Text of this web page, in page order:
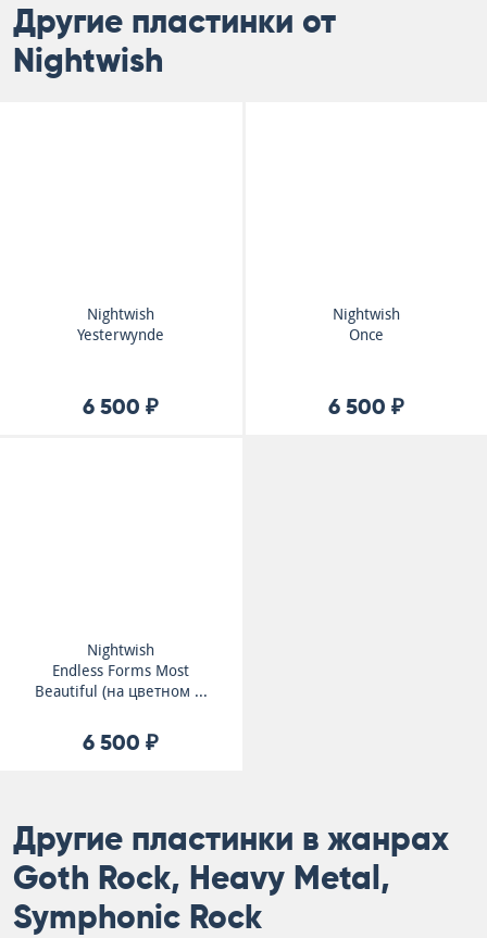
Другие пластинки от
Nightwish
Nightwish
Yesterwynde
6 500 ₽
Nightwish
Once
6 500 ₽
Nightwish
Endless Forms Most
Beautiful (на цветном ...
6 500 ₽
Другие пластинки в жанрах
Goth Rock, Heavy Metal,
Symphonic Rock